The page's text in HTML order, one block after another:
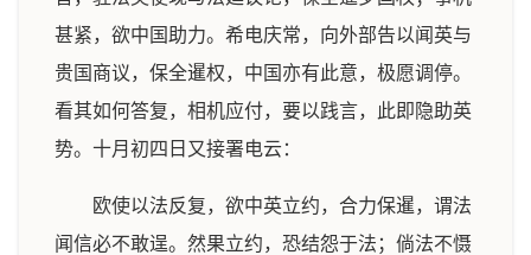
甚紧，欲中国助力。希电庆常，向外部告以闻英与
贵国商议，保全暹权，中国亦有此意，极愿调停。
看其如何答复，相机应付，要以践言，此即隐助英
势。十月初四日又接署电云：
欧使以法反复，欲中英立约，合力保暹，谓法
闻信必不敢逞。然果立约，恐结怨于法；倘法不慑